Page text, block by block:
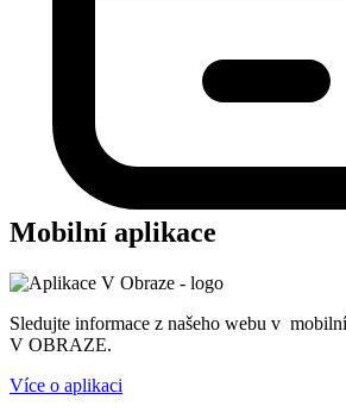
Mobilní aplikace
Sledujte informace z našeho webu v
V OBRAZE.
Více o aplikaci